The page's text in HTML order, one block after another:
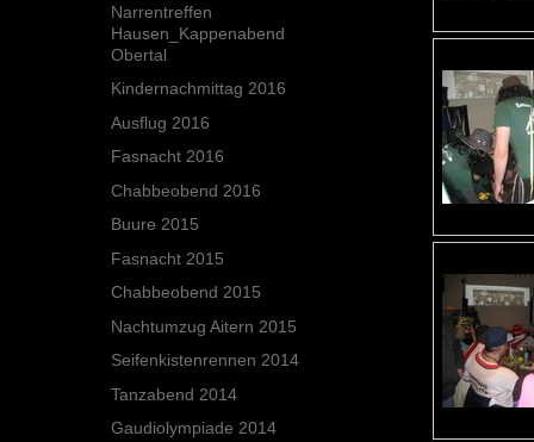
Narrentreffen
Hausen_Kappenabend
Obertal
Kindernachmittag 2016
Ausflug 2016
Fasnacht 2016
Chabbeobend 2016
Buure 2015
Fasnacht 2015
Chabbeobend 2015
Nachtumzug Aitern 2015
Seifenkistenrennen 2014
Tanzabend 2014
Gaudiolympiade 2014